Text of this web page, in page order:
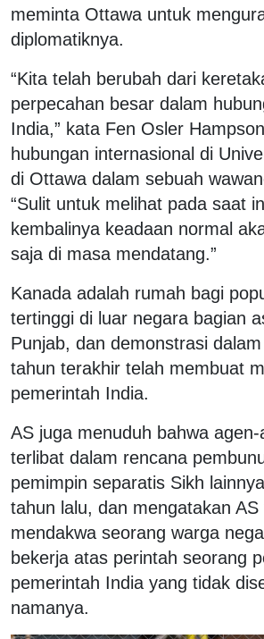
meminta Ottawa untuk
diplomatiknya.
“Kita telah berubah dari
perpecahan besar dalam
India,” kata Fen Osler
hubungan internasional di
di Ottawa dalam sebuah
“Sulit untuk melihat pada saat
kembalinya keadaan normal
saja di masa mendatang.”
Kanada adalah rumah bagi
tertinggi di luar negara bagian
Punjab, dan demonstrasi
tahun terakhir telah membuat
pemerintah India.
AS juga menuduh bahwa
terlibat dalam rencana
pemimpin separatis Sikh
tahun lalu, dan mengatakan AS
mendakwa seorang warga
bekerja atas perintah seorang
pemerintah India yang tidak
namanya.